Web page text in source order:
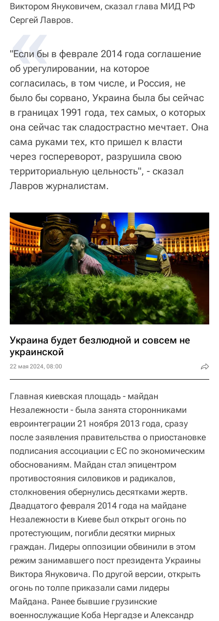
Виктором Януковичем, сказал глава МИД РФ
Сергей Лавров.
«
"Если бы в феврале 2014 года соглашение
об урегулировании, на которое
согласилась, в том числе, и Россия, не
было бы сорвано, Украина была бы сейчас
в границах 1991 года, тех самых, о которых
она сейчас так сладострастно мечтает. Она
сама руками тех, кто пришел к власти
через госпереворот, разрушила свою
территориальную цельность", - сказал
Лавров журналистам.
Украина будет безлюдной и совсем не
украинской
22 мая 2024, 08:00
Главная киевская площадь - майдан
Незалежности - была занята сторонниками
евроинтеграции 21 ноября 2013 года, сразу
после заявления правительства о приостановке
подписания ассоциации с ЕС по экономическим
обоснованиям. Майдан стал эпицентром
противостояния силовиков и радикалов,
столкновения обернулись десятками жертв.
Двадцатого февраля 2014 года на майдане
Незалежности в Киеве был открыт огонь по
протестующим, погибли десятки мирных
граждан. Лидеры оппозиции обвинили в этом
режим занимавшего пост президента Украины
Виктора Януковича. По другой версии, открыть
огонь по толпе приказали сами лидеры
Майдана. Ранее бывшие грузинские
военнослужащие Коба Нергадзе и Александр